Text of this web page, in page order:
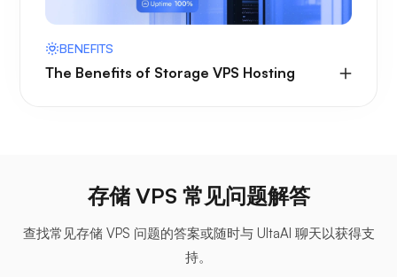
BENEFITS
The Benefits of Storage VPS Hosting
存储 VPS 常见问题解答
查找常见存储 VPS 问题的答案或随时与 UltaAI 聊天以获得支
持。